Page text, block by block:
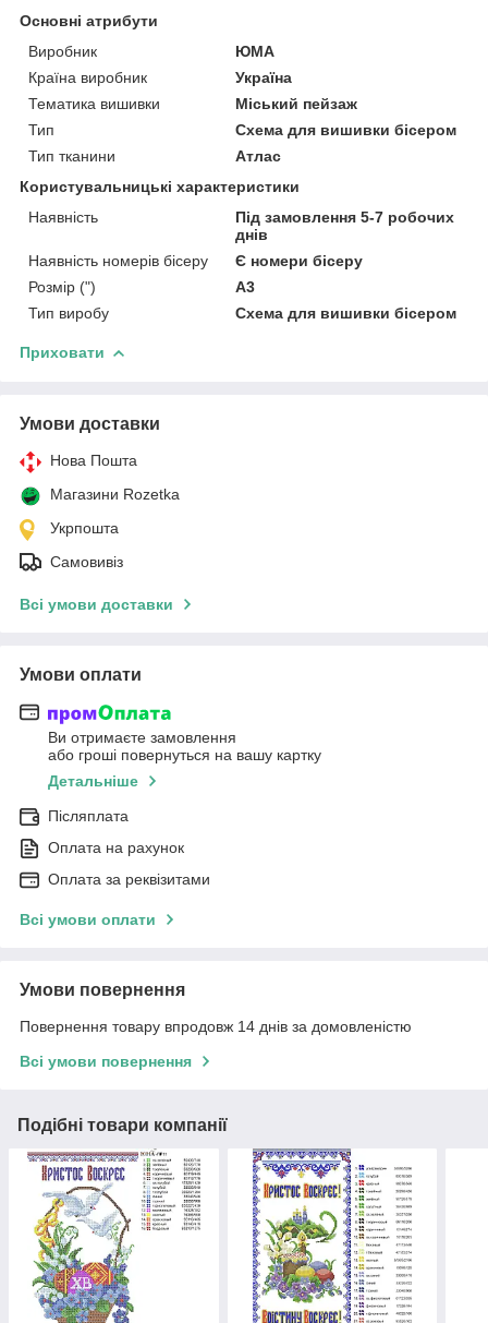
Основні атрибути
Виробник
ЮМА
Країна виробник
Україна
Тематика вишивки
Міський пейзаж
Тип
Схема для вишивки бісером
Тип тканини
Атлас
Користувальницькі характеристики
Наявність
Під замовлення 5-7 робочих
днів
Наявність номерів бісеру
Є номери бісеру
Розмір (")
А3
Тип виробу
Схема для вишивки бісером
Приховати
Умови доставки
Нова Пошта
Магазини Rozetka
Укрпошта
Самовивіз
Всі умови доставки
Умови оплати
Ви отримаєте замовлення
або гроші повернуться на вашу картку
Детальніше
Післяплата
Оплата на рахунок
Оплата за реквізитами
Всі умови оплати
Умови повернення
Повернення товару впродовж 14 днів за домовленістю
Всі умови повернення
Подібні товари компанії